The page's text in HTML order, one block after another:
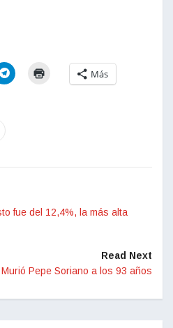
Más
fue del 12,4%, la más alta
Read Next
Murió Pepe Soriano a los 93 años